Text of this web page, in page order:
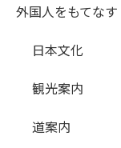
外国人をもてなす
日本文化
観光案内
道案内